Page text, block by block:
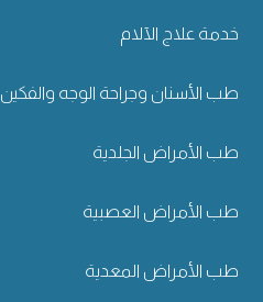
خدمة علاج الآلام
طب الأسنان وجراحة الوجه والفكين
طب الأمراض الجلدية
طب الأمراض العصبية
طب الأمراض المعدية